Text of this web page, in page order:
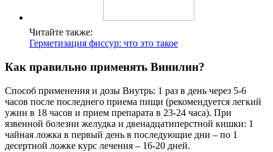
Читайте также:
Герметизация фиссур: что это такое
Как правильно применять Винилин?
Способ применения и дозы Внутрь: 1 раз в день через 5-6
часов после последнего приема пищи (рекомендуется легкий
ужин в 18 часов и прием препарата в 23-24 часа). При
язвенной болезни желудка и двенадцатиперстной кишки: 1
чайная ложка в первый день в последующие дни – по 1
десертной ложке курс лечения – 16-20 дней.